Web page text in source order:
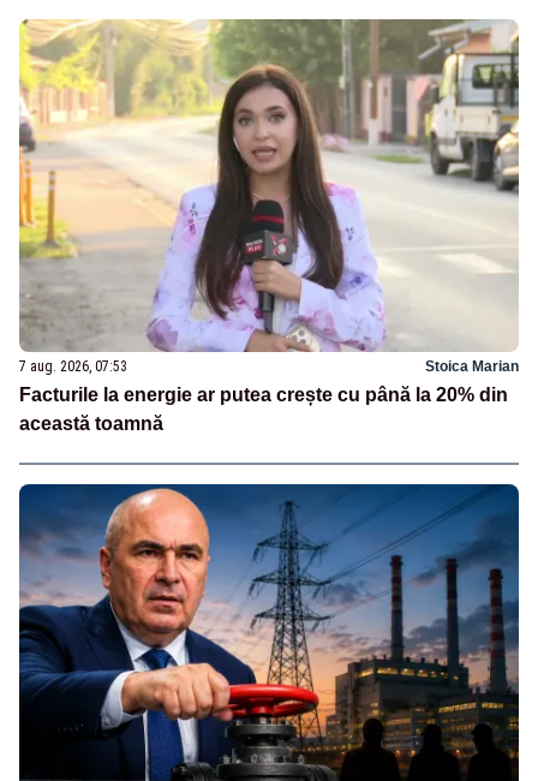
7 aug. 2026, 07:53 Stoica Marian
Facturile la energie ar putea crește cu până la 20% din
această toamnă